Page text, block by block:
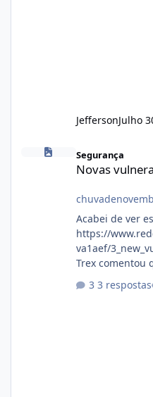
JeffersonJulho
Novas vulnerabilidades no
Segurança
Novas
Acabei de ver
https://
va1aef/
Trex comentou
3 respostas